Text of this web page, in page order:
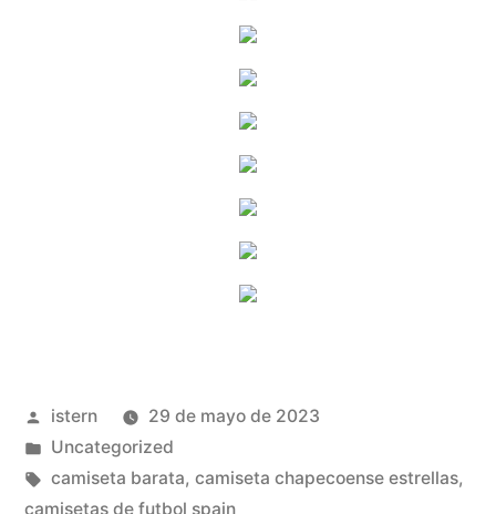
Publicado
por
istern
29 de mayo de 2023
Publicado
en
Uncategorized
Etiquetas:
camiseta barata, camiseta chapecoense estrellas,
camisetas de futbol spain